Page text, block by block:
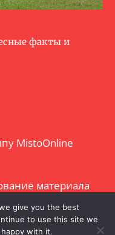
факты и
MistoOnline
материала
с
give you the best
to use this site we
with it.